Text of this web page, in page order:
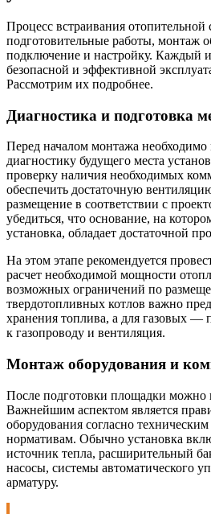
Процесс встраивания отопительной
подготовительные работы, монтаж
подключение и настройку. Каждый
безопасной и эффективной
Рассмотрим их подробнее.
Диагностика и подготовка
Перед началом монтажа
диагностику будущего места
проверку наличия необходимых
обеспечить достаточную
размещение в соответствии с
убедиться, что основание, на
установка, обладает достаточной
На этом этапе рекомендуется
расчет необходимой мощности
возможных ограничений по
твердотопливных котлов важно
хранения топлива, а для газовых —
к газопроводу и вентиляция.
Монтаж оборудования и
После подготовки площадки можно
Важнейшим аспектом является
оборудования согласно
нормативам. Обычно установка
источник тепла, расширительный
насосы, системы автоматического
арматуру.